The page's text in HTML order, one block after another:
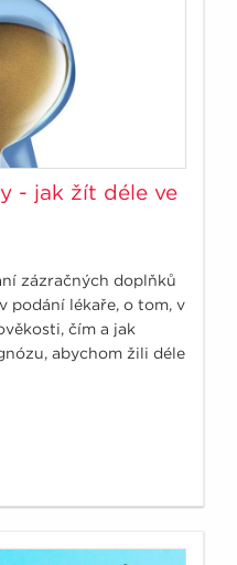
- jak žít déle ve
zázračných doplňků
podání lékaře, o tom, v
čím a jak
abychom žili déle